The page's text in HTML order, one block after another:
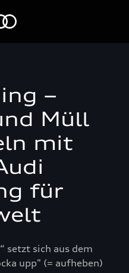
–
Müll
mit
für
setzt sich aus dem
upp" (= aufheben)